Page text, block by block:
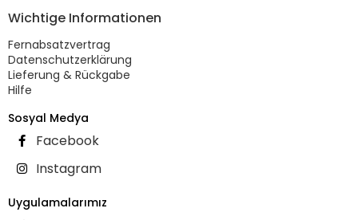
Wichtige Informationen
Fernabsatzvertrag
Datenschutzerklärung
Lieferung & Rückgabe
Hilfe
Sosyal Medya
Facebook
Instagram
Uygulamalarımız